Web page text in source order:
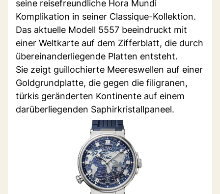
seine reisefreundliche Hora Mundi
Komplikation in seiner Classique-Kollektion.
Das aktuelle Modell 5557 beeindruckt mit
einer Weltkarte auf dem Zifferblatt, die durch
übereinanderliegende Platten entsteht.
Sie zeigt guillochierte Meereswellen auf einer
Goldgrundplatte, die gegen die filigranen,
türkis geränderten Kontinente auf einem
darüberliegenden Saphirkristallpaneel.